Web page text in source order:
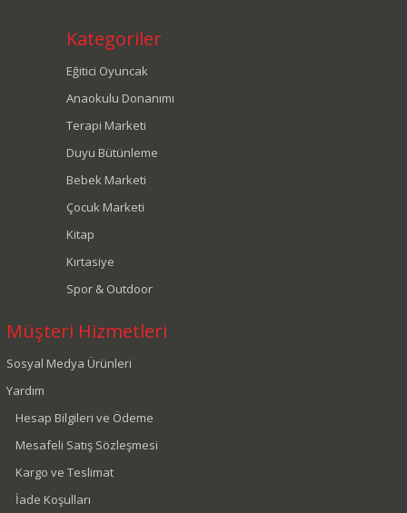
Arel Kitap
Arkadaş Yayınları
Arkerobox
Arkerobox
Art Craft
Artdeco
Artdeco Kids
Artemis Yayınları
Asmodee
Asya Oyuncak
Atadost Yayınları
Ateş Yayınları
Aura Kitapları
Avessa
Ay-Go
Kategoriler
Eğitici Oyuncak
Anaokulu Donanımı
Terapi Marketi
Duyu Bütünleme
Bebek Marketi
Çocuk Marketi
Kitap
Kırtasiye
Spor & Outdoor
Müşteri Hizmetleri
Sosyal Medya Ürünleri
Yardım
Hesap Bilgileri ve Ödeme
Mesafeli Satış Sözleşmesi
Kargo ve Teslimat
İade Koşulları